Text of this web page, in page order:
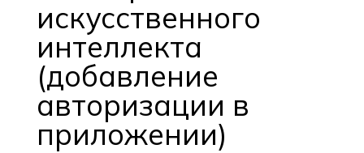
искусственного
интеллекта
(добавление
авторизации в
приложении)